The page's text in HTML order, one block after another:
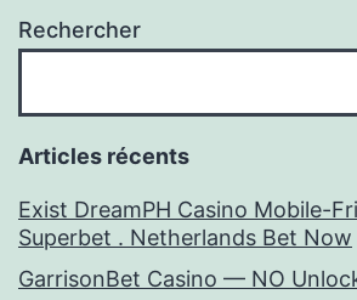
Rechercher
Articles récents
Exist DreamPH Casino Mobile-
Superbet . Netherlands Bet Now
GarrisonBet Casino — NO